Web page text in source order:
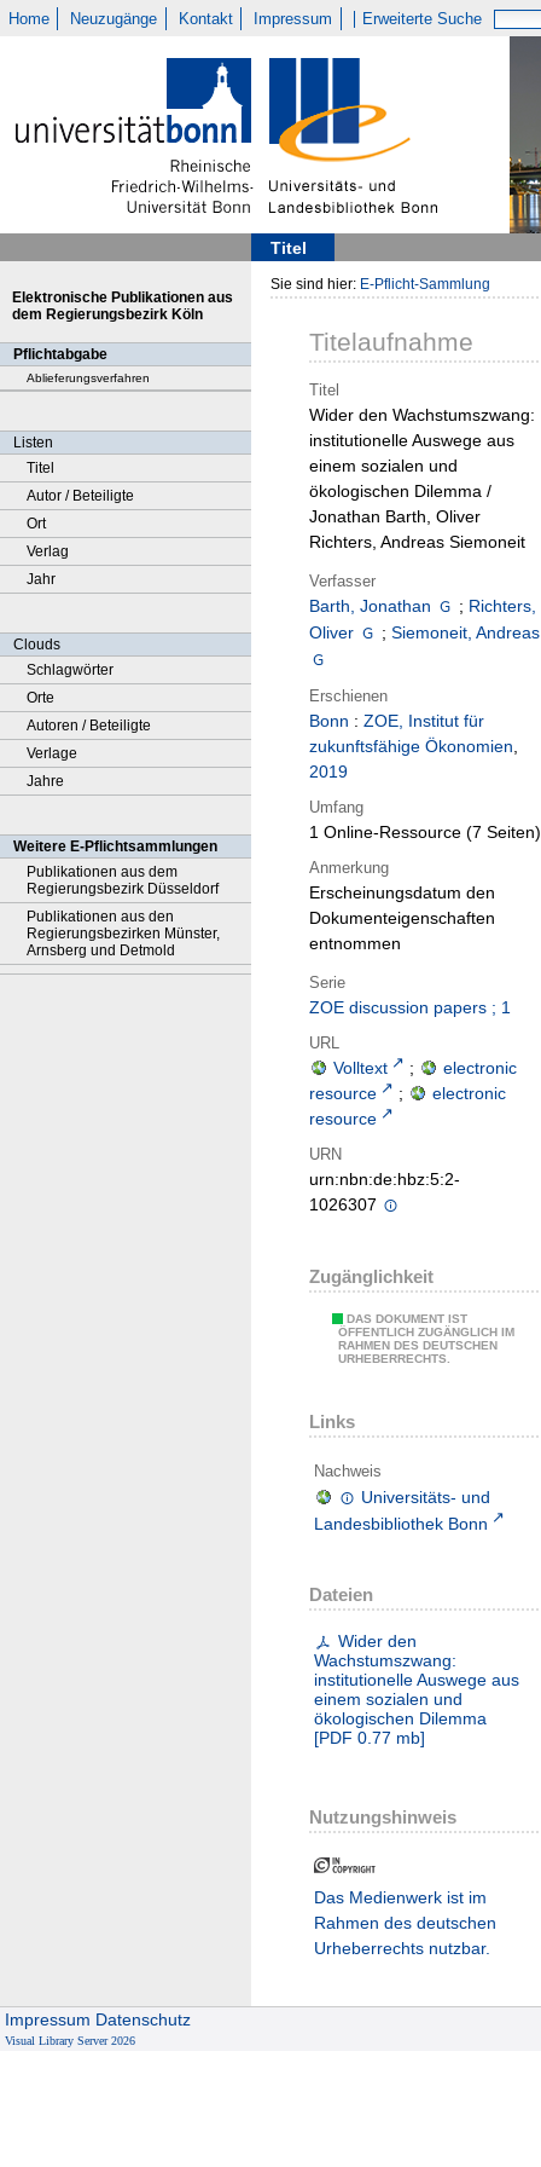
Home Neuzugänge Kontakt Impressum Erweiterte Suche
Titel
Elektronische Publikationen aus
dem Regierungsbezirk Köln
Pflichtabgabe
Ablieferungsverfahren
Listen
Titel
Autor / Beteiligte
Ort
Verlag
Jahr
Clouds
Schlagwörter
Orte
Autoren / Beteiligte
Verlage
Jahre
Weitere E-Pflichtsammlungen
Publikationen aus dem
Regierungsbezirk Düsseldorf
Publikationen aus den
Regierungsbezirken Münster,
Arnsberg und Detmold
Sie sind hier: E-Pflicht-Sammlung
Titelaufnahme
Titel
Wider den Wachstumszwang:
institutionelle Auswege aus
einem sozialen und
ökologischen Dilemma /
Jonathan Barth, Oliver
Richters, Andreas Siemoneit
Verfasser
Barth, Jonathan ; Richters,
Oliver
; Siemoneit, Andreas
Erschienen
Bonn : ZOE, Institut für
zukunftsfähige Ökonomien,
2019
Umfang
1 Online-Ressource (7 Seiten)
Anmerkung
Erscheinungsdatum den
Dokumenteigenschaften
entnommen
Serie
ZOE discussion papers ; 1
URL
Volltext ;
electronic
resource
;
electronic
resource
URN
urn:nbn:de:hbz:5:2-
1026307
Zugänglichkeit
DAS DOKUMENT IST
ÖFFENTLICH ZUGÄNGLICH IM
RAHMEN DES DEUTSCHEN
URHEBERRECHTS.
Links
Nachweis
Universitäts- und
Landesbibliothek Bonn
Dateien
Wider den
Wachstumszwang:
institutionelle Auswege aus
einem sozialen und
ökologischen Dilemma
[PDF 0.77 mb]
Nutzungshinweis
Das Medienwerk ist im
Rahmen des deutschen
Urheberrechts nutzbar.
Impressum Datenschutz
Visual Library Server 2026